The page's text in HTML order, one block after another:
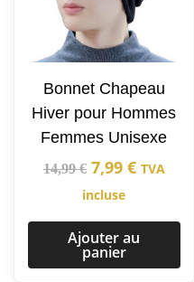
Bonnet Chapeau
Hiver pour Hommes
Femmes Unisexe
14,99€ 7,99 € TVA
incluse
Ajouter au
panier